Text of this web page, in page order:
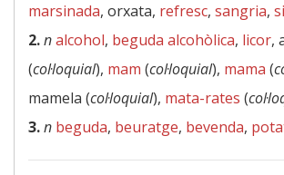
marsinada, orxata, refresc, sangria,
2.nalcohol, beguda alcohòlica, licor,
(col·loquial), mam (col·loquial), mama (
mamela (col·loquial), mata-rates (
3.n beguda, beuratge, bevenda,